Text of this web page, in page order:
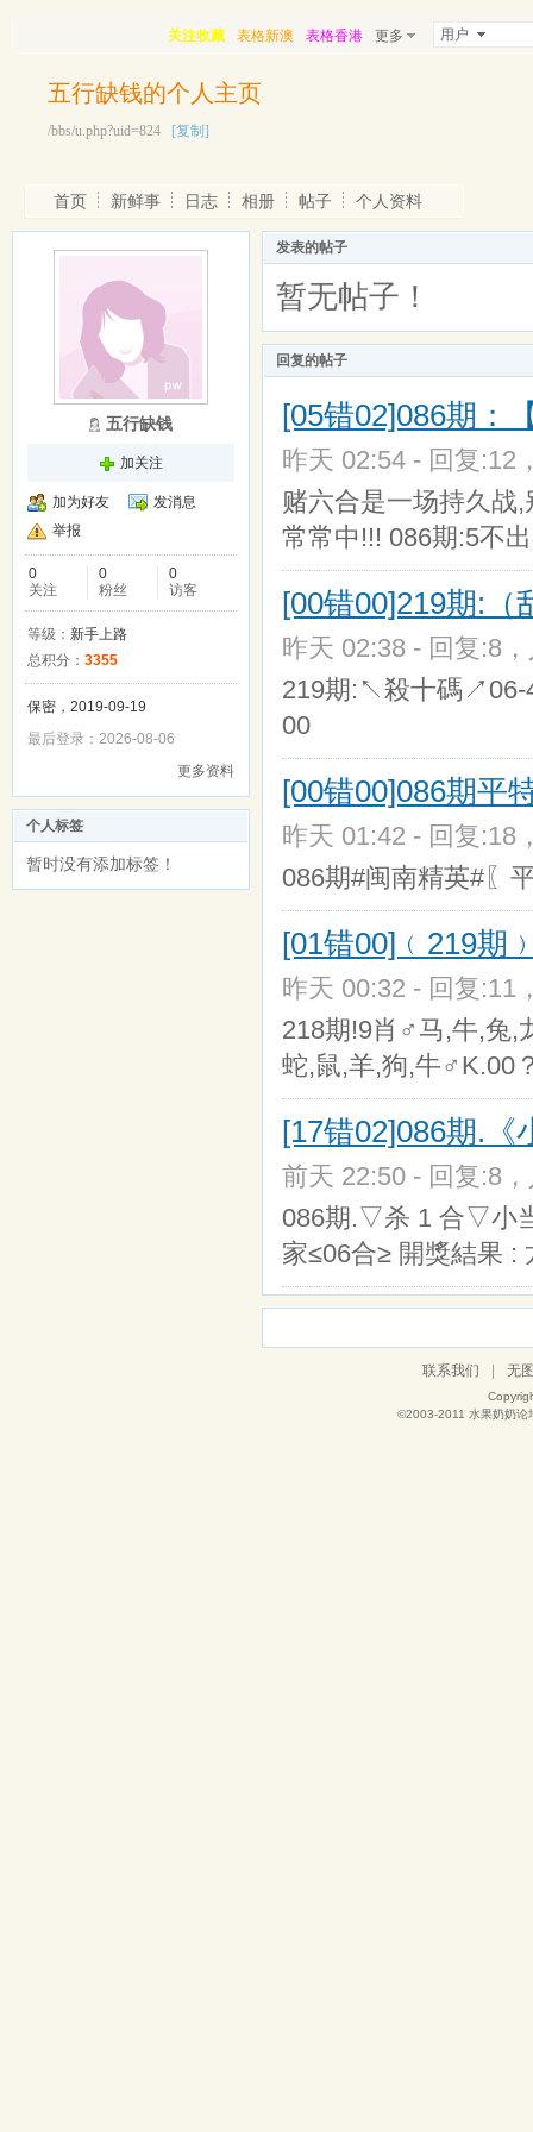
关注收藏 表格新澳 表格香港 更多 用户
五行缺钱的个人主页
/bbs/u.php?uid=824 [复制]
首页 新鲜事 日志 相册 帖子 个人资料
五行缺钱
加关注
加为好友
发消息
举报
0
关注
0
粉丝
0
访客
等级： 新手上路
总积分： 3355
保密，2019-09-19
最后登录：2026-08-06
更多资料
个人标签
暂时没有添加标签！
发表的帖子
暂无帖子！
回复的帖子
[05错02]086期：
昨天 02:54 - 回复:12
赌六合是一场持久战
常常中!!! 086期:5不
[00错00]219期:（
昨天 02:38 - 回复:8
219期:↖殺十碼↗06-
00
[00错00]086期平
昨天 01:42 - 回复:18
086期#闽南精英#〖
[01错00]﹙219期
昨天 00:32 - 回复:11
218期!9肖♂马,牛,兔,
蛇,鼠,羊,狗,牛♂K.00
[17错02]086期.《
前天 22:50 - 回复:8
086期.▽杀 1 合▽小
家≤06合≥ 開獎結果 :
联系我们 无
©2003-2011 水果奶奶论